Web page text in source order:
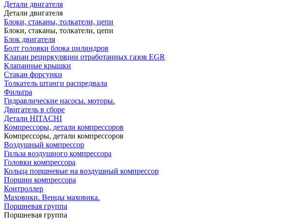
Детали двигателя
Детали двигателя
Блоки, стаканы, толкатели, цепи
Блоки, стаканы, толкатели, цепи
Блок двигателя
Болт головки блока цилиндров
Клапан рециркуляции отработанных газов EGR
Клапанные крышки
Стакан форсунки
Толкатель штанги распредвала
Фильтра
Гидравлические насосы. моторы.
Двигатель в сборе
Детали HITACHI
Компрессоры, детали компрессоров
Компрессоры, детали компрессоров
Воздушный компрессор
Гильза воздушного компрессора
Головки компрессора
Кольца поршневые на воздушный компрессор
Поршни компрессора
Контроллер
Маховики. Венцы маховика.
Поршневая группа
Поршневая группа